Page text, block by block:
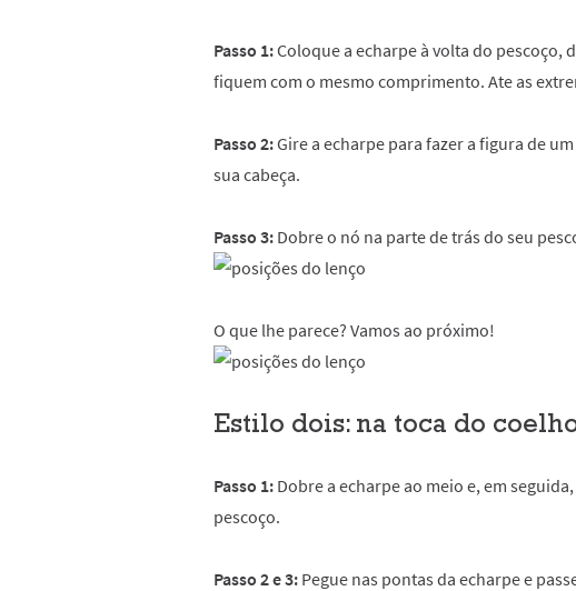
Passo 1:Coloque a echarpe à volta do pescoço,
fiquem com o mesmo comprimento. Ate as
Passo 2:Gire a echarpe para fazer a figura de
sua cabeça.
Passo 3: Dobre o nó na parte de trás do seu
O que lhe parece? Vamos ao próximo!
Estilo dois: na toca do
Passo 1: Dobre a echarpe ao meio e, em
pescoço.
Passo 2 e 3: Pegue nas pontas da echarpe e